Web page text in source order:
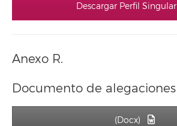
Descargar Perfil Singular
Anexo R.
Documento de alegaciones
(Docx)